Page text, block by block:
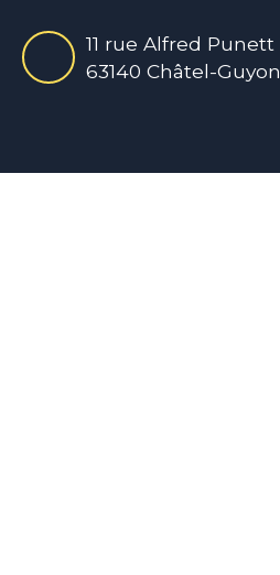
11 rue Alfred Punett
63140 Châtel-Guyon